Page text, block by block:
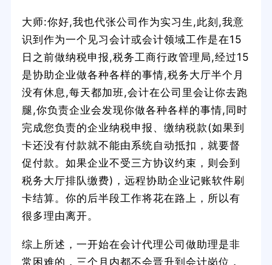
大师:你好,我也代张公司作为实习生,此刻,我意
识到作为一个见习会计或会计领域工作是在15
日之前做纳税申报,税务工商行政管理局,经过15
是协助企业做各种各样的事情,税务大厅半个月
没有休息,每天都加班,会计在公司里会让你去跑
腿,你负责企业会发现你做各种各样的事情,同时
完成您负责的企业纳税申报、缴纳税款(如果到
卡还没有付款就不能由系统自动抵扣，就要督
促付款。如果企业不受三方协议约束，则会到
税务大厅排队缴费)，远程协助企业记账软件刷
卡结算。你的后半段工作将花在路上，所以有
很多理由离开。
综上所述，一开始在会计代理公司做助理是非
常困难的，三个月内都不会晋升到会计岗位，